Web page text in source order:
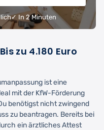
✓ In 2 Minuten
zu 4.180 Euro
ist eine
mit der KfW-Förderung
benötigst nicht zwingend
zu beantragen. Bereits bei
ein ärztliches Attest